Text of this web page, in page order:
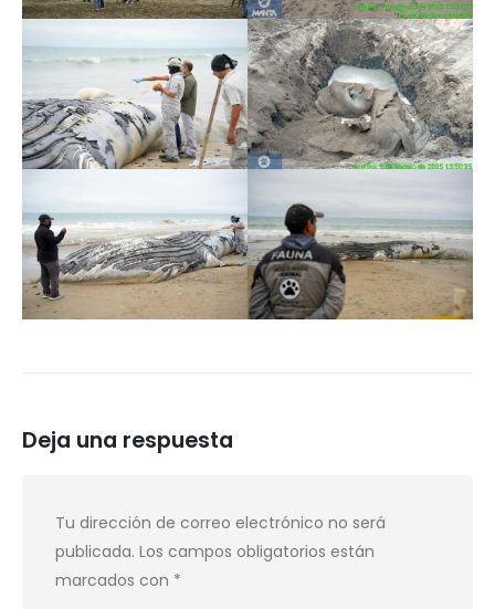
Deja una respuesta
Tu dirección de correo electrónico no será
publicada. Los campos obligatorios están
marcados con *